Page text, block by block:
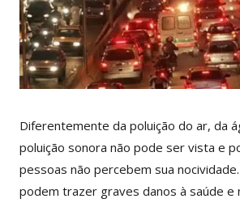
Diferentemente da poluição do ar, da
poluição sonora não pode ser vista e
pessoas não percebem sua
podem trazer graves danos à saúde e